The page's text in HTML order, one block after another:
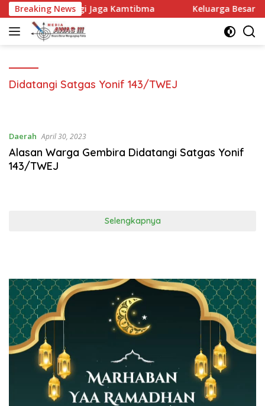
Langsung
ke
konten
Breaking News
Sinergi Jaga Kamtibma Keluarga Besar MTsN 2
Didatangi Satgas Yonif 143/TWEJ
Daerah April 30, 2023
Alasan Warga Gembira Didatangi Satgas Yonif
143/TWEJ
Selengkapnya